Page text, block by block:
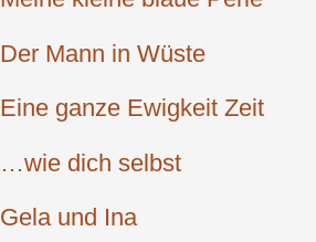
Der Mann in Wüste
Eine ganze Ewigkeit Zeit
…wie dich selbst
Gela und Ina